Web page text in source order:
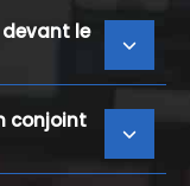
le
conjoint